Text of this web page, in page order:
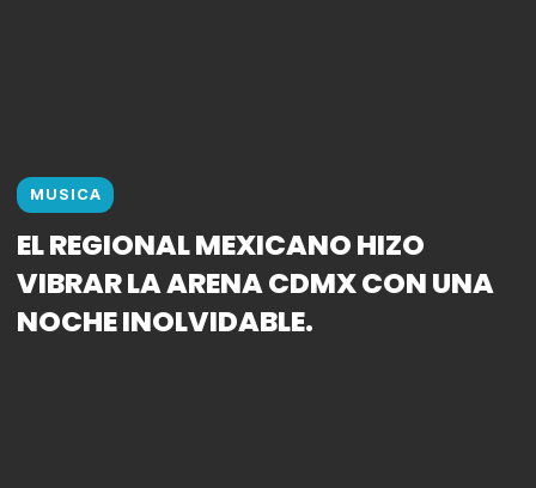
MUSICA
EL REGIONAL MEXICANO HIZO
VIBRAR LA ARENA CDMX CON UNA
NOCHE INOLVIDABLE.